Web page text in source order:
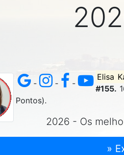
- - -
Elisa
#155.
Pontos).
2026 - Os
»